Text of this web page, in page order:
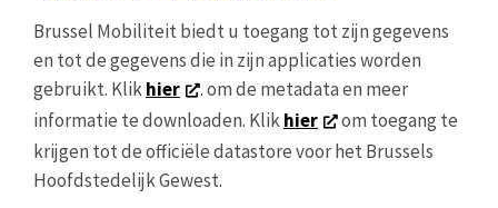
Brussel Mobiliteit biedt u toegang tot zijn gegevens
en tot de gegevens die in zijn applicaties worden
gebruikt. Klikhier
. om de metadata en meer
informatie te downloaden. Klikhier
om toegang te
krijgen tot de officiële datastore voor het Brussels
Hoofdstedelijk Gewest.